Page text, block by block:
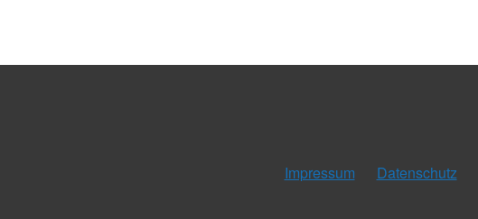
Impressum Datenschutz